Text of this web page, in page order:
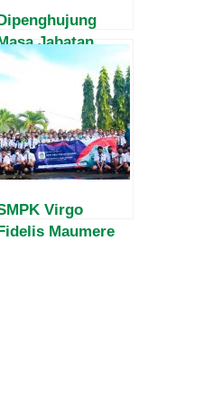
Jabatan,
Harvey Malaihollo
Pilar MPR
Papua
Virgo
Maumere